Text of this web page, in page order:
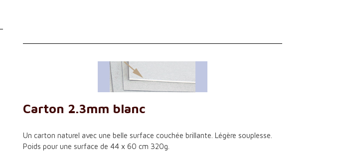
Carton 2.3mm blanc
Un carton naturel avec une belle surface couchée brillante. Légère souplesse.
Poids pour une surface de 44 x 60 cm 320g.